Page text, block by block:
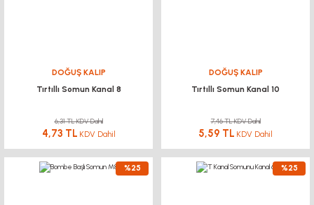
DOĞUŞ KALIP
Tırtıllı Somun Kanal 8
6,31 TL KDV Dahil
4,73 TL KDV Dahil
DOĞUŞ KALIP
Tırtıllı Somun Kanal 10
7,46 TL KDV Dahil
5,59 TL KDV Dahil
%25 %25